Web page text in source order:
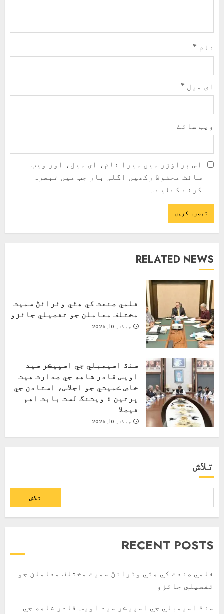
نام *
ای میل *
ویب‌ سائٹ
اس براؤزر میں میرا نام، ای میل، اور ویب
سائٹ محفوظ رکھیں اگلی بار جب میں تبصرہ
کرنے کےلیے۔
RELATED NEWS
فلمي صنعت کي ھٿي وٺرائڻ سميت
مختلف معاملن جو تفصيلي جائزو
جولائی 10, 2026
سنڌ اسيمبلي جي اسپيڪر سيد
اويس قادر شاهه جي صدارت هيٺ
خاص ڪميٽي جو اجلاس، استادن جي
ڀرتين ۽ ويٽنگ لسٽ بابت اهم
فيصلا
جولائی 10, 2026
تلاش
تلاش
RECENT POSTS
فلمي صنعت کي ھٿي وٺرائڻ سميت مختلف معاملن جو
تفصيلي جائزو
سنڌ اسيمبلي جي اسپيڪر سيد اويس قادر شاهه جي